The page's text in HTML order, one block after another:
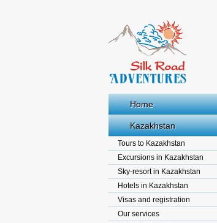
Home
Kazakhstan
Tours to Kazakhstan
Excursions in Kazakhstan
Sky-resort in Kazakhstan
Hotels in Kazakhstan
Visas and registration
Our services